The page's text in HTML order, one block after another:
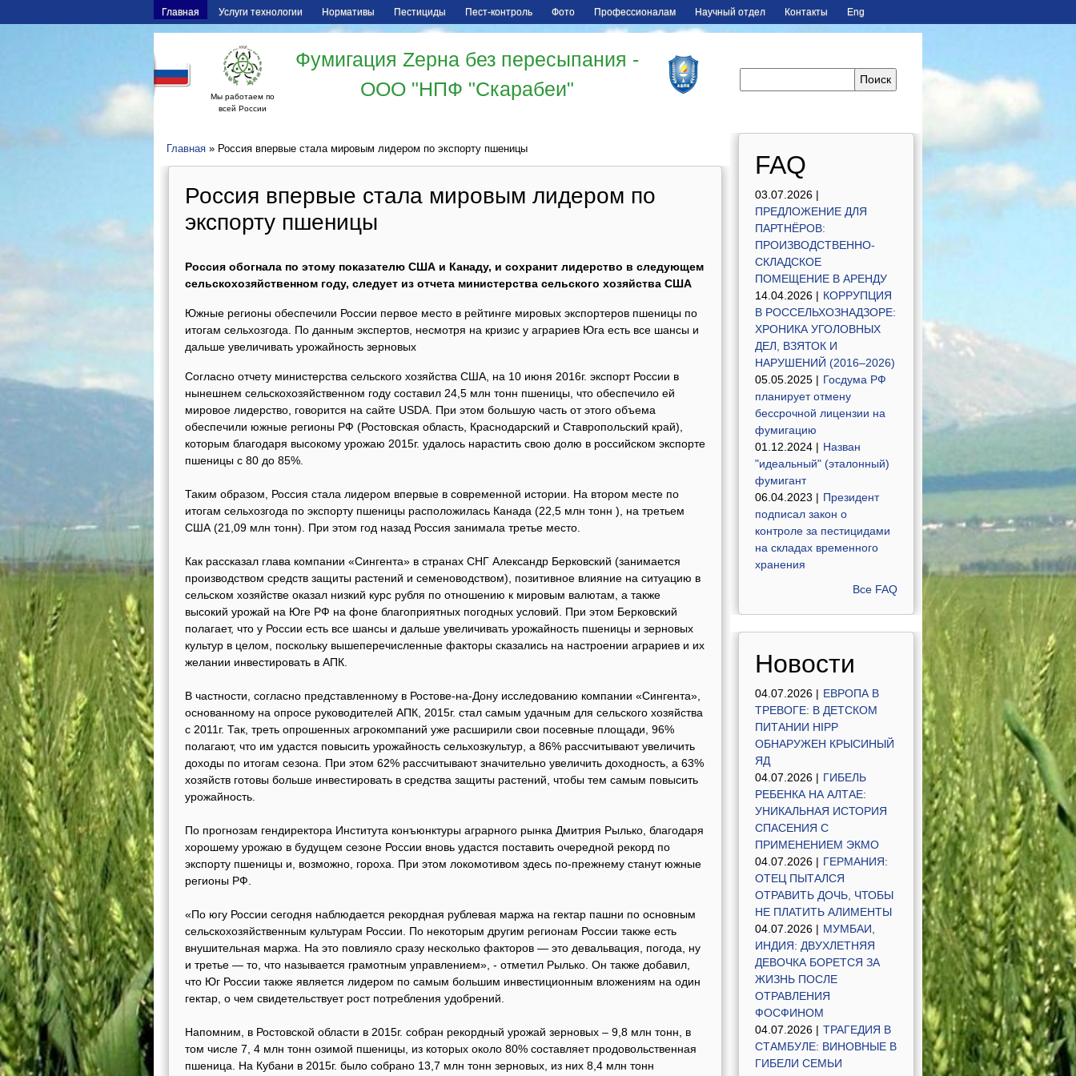
Главная Услуги технологии Нормативы Пестициды Пест-контроль Фото Профессионалам Научный отдел Контакты Eng
Мы работаем по
всей России
Фумигация Zерна без пересыпания -
ООО "НПФ "Скарабеи"
Главная » Россия впервые стала мировым лидером по экспорту пшеницы
Россия впервые стала мировым лидером по
экспорту пшеницы
Россия обогнала по этому показателю США и Канаду, и сохранит лидерство в следующем
сельскохозяйственном году, следует из отчета министерства сельского хозяйства США
Южные регионы обеспечили России первое место в рейтинге мировых экспортеров пшеницы по
итогам сельхозгода. По данным экспертов, несмотря на кризис у аграриев Юга есть все шансы и
дальше увеличивать урожайность зерновых
Согласно отчету министерства сельского хозяйства США, на 10 июня 2016г. экспорт России в
нынешнем сельскохозяйственном году составил 24,5 млн тонн пшеницы, что обеспечило ей
мировое лидерство, говорится на сайте USDA. При этом большую часть от этого объема
обеспечили южные регионы РФ (Ростовская область, Краснодарский и Ставропольский край),
которым благодаря высокому урожаю 2015г. удалось нарастить свою долю в российском экспорте
пшеницы с 80 до 85%.
Таким образом, Россия стала лидером впервые в современной истории. На втором месте по
итогам сельхозгода по экспорту пшеницы расположилась Канада (22,5 млн тонн ), на третьем
США (21,09 млн тонн). При этом год назад Россия занимала третье место.
Как рассказал глава компании «Сингента» в странах СНГ Александр Берковский (занимается
производством средств защиты растений и семеноводством), позитивное влияние на ситуацию в
сельском хозяйстве оказал низкий курс рубля по отношению к мировым валютам, а также
высокий урожай на Юге РФ на фоне благоприятных погодных условий. При этом Берковский
полагает, что у России есть все шансы и дальше увеличивать урожайность пшеницы и зерновых
культур в целом, поскольку вышеперечисленные факторы сказались на настроении аграриев и их
желании инвестировать в АПК.
В частности, согласно представленному в Ростове-на-Дону исследованию компании «Сингента»,
основанному на опросе руководителей АПК, 2015г. стал самым удачным для сельского хозяйства
с 2011г. Так, треть опрошенных агрокомпаний уже расширили свои посевные площади, 96%
полагают, что им удастся повысить урожайность сельхозкультур, а 86% рассчитывают увеличить
доходы по итогам сезона. При этом 62% рассчитывают значительно увеличить доходность, а 63%
хозяйств готовы больше инвестировать в средства защиты растений, чтобы тем самым повысить
урожайность.
По прогнозам гендиректора Института конъюнктуры аграрного рынка Дмитрия Рылько, благодаря
хорошему урожаю в будущем сезоне России вновь удастся поставить очередной рекорд по
экспорту пшеницы и, возможно, гороха. При этом локомотивом здесь по-прежнему станут южные
регионы РФ.
«По югу России сегодня наблюдается рекордная рублевая маржа на гектар пашни по основным
сельскохозяйственным культурам России. По некоторым другим регионам России также есть
внушительная маржа. На это повлияло сразу несколько факторов — это девальвация, погода, ну
и третье — то, что называется грамотным управлением», - отметил Рылько. Он также добавил,
что Юг России также является лидером по самым большим инвестиционным вложениям на один
гектар, о чем свидетельствует рост потребления удобрений.
Напомним, в Ростовской области в 2015г. собран рекордный урожай зерновых – 9,8 млн тонн, в
том числе 7, 4 млн тонн озимой пшеницы, из которых около 80% составляет продовольственная
пшеница. На Кубани в 2015г. было собрано 13,7 млн тонн зерновых, из них 8,4 млн тонн
FAQ
03.07.2026 |
ПРЕДЛОЖЕНИЕ ДЛЯ
ПАРТНЁРОВ:
ПРОИЗВОДСТВЕННО-
СКЛАДСКОЕ
ПОМЕЩЕНИЕ В АРЕНДУ
14.04.2026 | КОРРУПЦИЯ
В РОССЕЛЬХОЗНАДЗОРЕ:
ХРОНИКА УГОЛОВНЫХ
ДЕЛ, ВЗЯТОК И
НАРУШЕНИЙ (2016–2026)
05.05.2025 | Госдума РФ
планирует отмену
бессрочной лицензии на
фумигацию
01.12.2024 | Назван
"идеальный" (эталонный)
фумигант
06.04.2023 | Президент
подписал закон о
контроле за пестицидами
на складах временного
хранения
Все FAQ
Новости
04.07.2026 | ЕВРОПА В
ТРЕВОГЕ: В ДЕТСКОМ
ПИТАНИИ HIPP
ОБНАРУЖЕН КРЫСИНЫЙ
ЯД
04.07.2026 | ГИБЕЛЬ
РЕБЕНКА НА АЛТАЕ:
УНИКАЛЬНАЯ ИСТОРИЯ
СПАСЕНИЯ С
ПРИМЕНЕНИЕМ ЭКМО
04.07.2026 | ГЕРМАНИЯ:
ОТЕЦ ПЫТАЛСЯ
ОТРАВИТЬ ДОЧЬ, ЧТОБЫ
НЕ ПЛАТИТЬ АЛИМЕНТЫ
04.07.2026 | МУМБАИ,
ИНДИЯ: ДВУХЛЕТНЯЯ
ДЕВОЧКА БОРЕТСЯ ЗА
ЖИЗНЬ ПОСЛЕ
ОТРАВЛЕНИЯ
ФОСФИНОМ
04.07.2026 | ТРАГЕДИЯ В
СТАМБУЛЕ: ВИНОВНЫЕ В
ГИБЕЛИ СЕМЬИ